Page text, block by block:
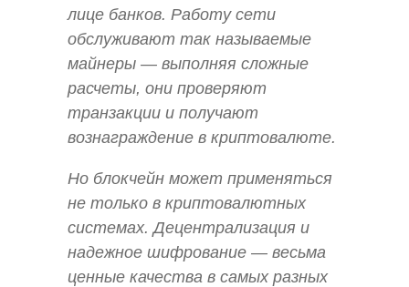
лице банков. Работу сети
обслуживают так называемые
майнеры — выполняя сложные
расчеты, они проверяют
транзакции и получают
вознаграждение в криптовалюте.
Но блокчейн может применяться
не только в криптовалютных
системах. Децентрализация и
надежное шифрование — весьма
ценные качества в самых разных